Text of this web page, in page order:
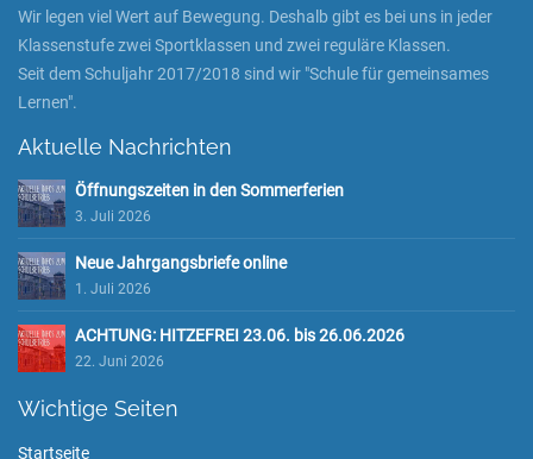
Wir legen viel Wert auf Bewegung. Deshalb gibt es bei uns in jeder
Klassenstufe zwei Sportklassen und zwei reguläre Klassen.
Seit dem Schuljahr 2017/2018 sind wir "Schule für gemeinsames
Lernen".
Aktuelle Nachrichten
Öffnungszeiten in den Sommerferien
3. Juli 2026
Neue Jahrgangsbriefe online
1. Juli 2026
ACHTUNG: HITZEFREI 23.06. bis 26.06.2026
22. Juni 2026
Wichtige Seiten
Startseite